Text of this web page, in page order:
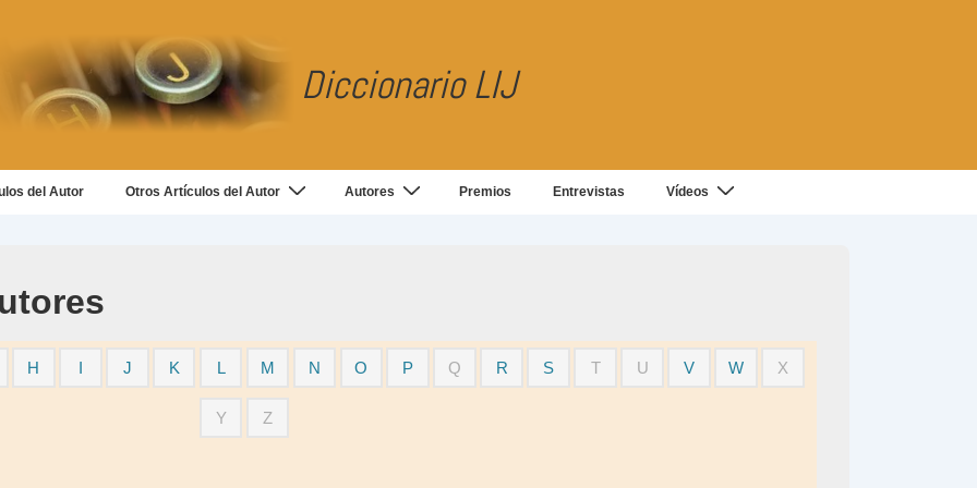
Diccionario LIJ
del Autor Otros Artículos del Autor Autores Premios Entrevistas Vídeos
H I J K L M N O P Q R S T U V W X
Y Z